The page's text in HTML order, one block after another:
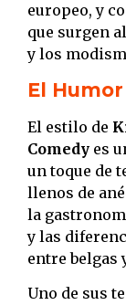
europeo, y
que surgen
y los
El
El estilo de
Comedy es
un toque de
llenos de
la
y las
entre belgas
Uno de sus